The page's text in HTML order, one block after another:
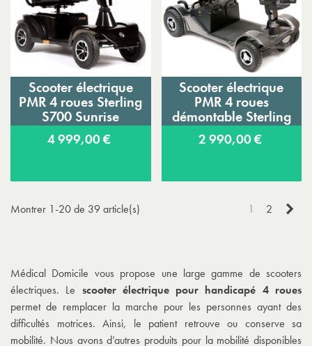
Scooter électrique
PMR 4 roues Sterling
S700 Sunrise
4 999,00 €
Scooter électrique
PMR 4 roues
démontable Sterling
Sapphire 2
2 990,00 €
Montrer 1-20 de 39 article(s) 1 2
Médical Domicile vous propose une large gamme de scooters
électriques. Le scooter électrique pour handicapé 4 roues
permet de remplacer la marche pour les personnes ayant des
difficultés motrices. Ainsi, le patient retrouve ou conserve sa
mobilité. Nous avons d’autres produits pour la mobilité disponibles